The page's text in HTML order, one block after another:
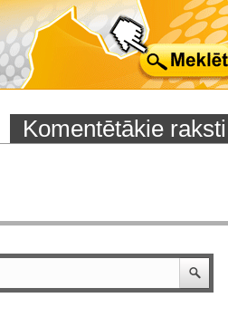
Komentētākie raksti